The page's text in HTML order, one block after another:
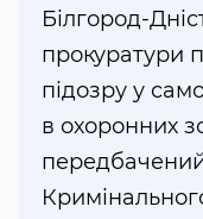
Білгород-
прокуратури
підозру у
в охоронних
передбачений